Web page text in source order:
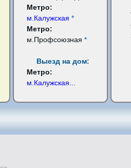
Метро:
м.Калужская *
Метро:
м.Профсоюзная*
Выезд на дом:
Метро:
м.Калужская